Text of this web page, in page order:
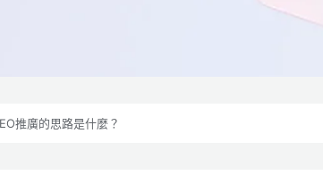
推廣的思路是什麼？